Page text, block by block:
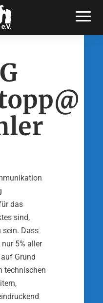
das
sind,
sein. Dass
5% aller
Grund
technischen